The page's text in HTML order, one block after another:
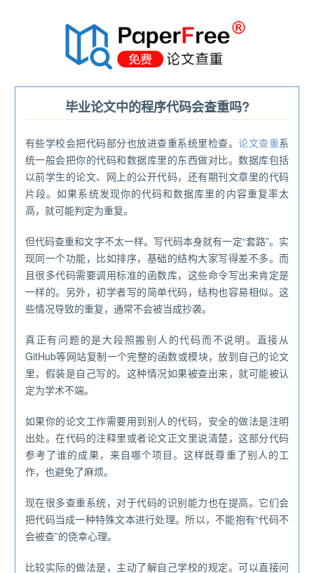
毕业论文中的程序代码会查重吗?
有些学校会把代码部分也放进查重系统里检查。论文查重系
统一般会把你的代码和数据库里的东西做对比。数据库包括
以前学生的论文、网上的公开代码，还有期刊文章里的代码
片段。如果系统发现你的代码和数据库里的内容重复率太
高，就可能判定为重复。
但代码查重和文字不太一样。写代码本身就有一定“套路”。实
现同一个功能，比如排序，基础的结构大家写得差不多。而
且很多代码需要调用标准的函数库，这些命令写出来肯定是
一样的。另外，初学者写的简单代码，结构也容易相似。这
些情况导致的重复，通常不会被当成抄袭。
真正有问题的是大段照搬别人的代码而不说明。直接从
GitHub等网站复制一个完整的函数或模块，放到自己的论文
里，假装是自己写的。这种情况如果被查出来，就可能被认
定为学术不端。
如果你的论文工作需要用到别人的代码，安全的做法是注明
出处。在代码的注释里或者论文正文里说清楚，这部分代码
参考了谁的成果，来自哪个项目。这样既尊重了别人的工
作，也避免了麻烦。
现在很多查重系统，对于代码的识别能力也在提高。它们会
把代码当成一种特殊文本进行处理。所以，不能抱有“代码不
会被查”的侥幸心理。
比较实际的做法是，主动了解自己学校的规定。可以直接问